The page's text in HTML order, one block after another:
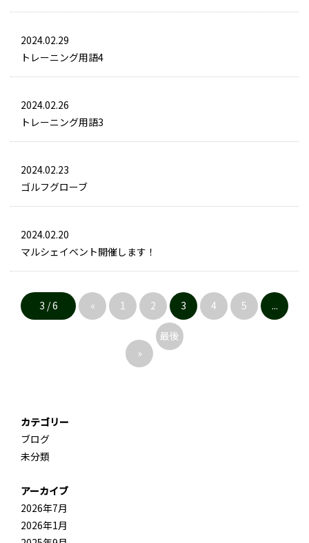
2024.02.29
トレーニング用語4
2024.02.26
トレーニング用語3
2024.02.23
ゴルフグローブ
2024.02.20
マルシェイベント開催します！
3 / 6 « 1 2 3 4 5 ...
»
最後
»
カテゴリー
ブログ
未分類
アーカイブ
2026年7月
2026年1月